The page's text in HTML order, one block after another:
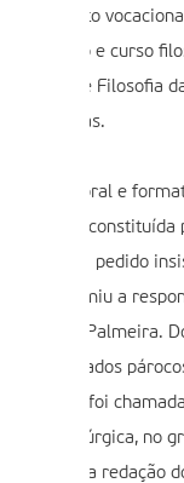
e curso
de Filosofia
Jesuítas.
ano pastoral e
constituída
filosofia, a pedido
assumiu a
de Palmeira.
nomeados
foi
litúrgica, no
na redação